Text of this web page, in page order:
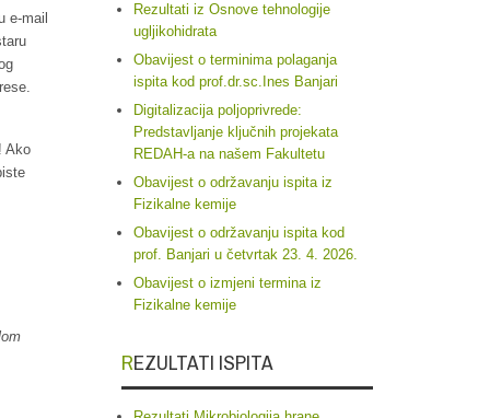
e-mail
Ako
Rezultati iz Osnove tehnologije
ugljikohidrata
Obavijest o terminima polaganja
ispita kod prof.dr.sc.Ines Banjari
Digitalizacija poljoprivrede:
Predstavljanje ključnih projekata
REDAH-a na našem Fakultetu
Obavijest o održavanju ispita iz
Fizikalne kemije
Obavijest o održavanju ispita kod
prof. Banjari u četvrtak 23. 4. 2026.
Obavijest o izmjeni termina iz
Fizikalne kemije
REZULTATI ISPITA